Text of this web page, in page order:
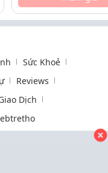
Sức Khoẻ
Reviews
Dịch